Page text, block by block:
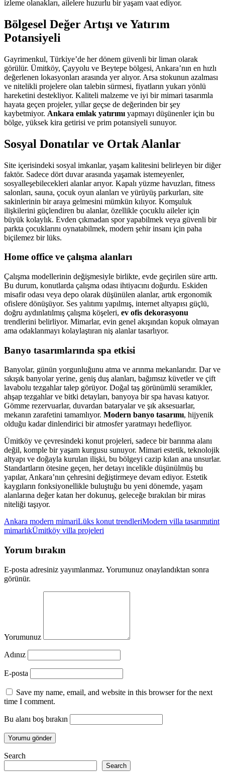
izleme olanakları, ailelere huzurlu bir yaşam vaat ediyor.
Bölgesel Değer Artışı ve Yatırım
Potansiyeli
Gayrimenkul, Türkiye’de her dönem güvenli bir liman olarak
görülür. Ümitköy, Çayyolu ve Beytepe bölgesi, Ankara’nın en hızlı
değerlenen lokasyonları arasında yer alıyor. Arsa stokunun azalması
ve nitelikli projelere olan talebin sürmesi, fiyatların yukarı yönlü
hareketini destekliyor. Kaliteli malzeme ve iyi bir mimari tasarımla
hayata geçen projeler, yıllar geçse de değerinden bir şey
kaybetmiyor. Ankara emlak yatırımı yapmayı düşünenler için bu
bölge, yüksek kira getirisi ve prim potansiyeli sunuyor.
Sosyal Donatılar ve Ortak Alanlar
Site içerisindeki sosyal imkanlar, yaşam kalitesini belirleyen bir diğer
faktör. Sadece dört duvar arasında yaşamak istemeyenler,
sosyalleşebilecekleri alanlar arıyor. Kapalı yüzme havuzları, fitness
salonları, sauna, çocuk oyun alanları ve yürüyüş parkurları, site
sakinlerinin bir araya gelmesini mümkün kılıyor. Komşuluk
ilişkilerini güçlendiren bu alanlar, özellikle çocuklu aileler için
büyük kolaylık. Evden çıkmadan spor yapabilmek veya güvenli bir
parkta çocuklarını oynatabilmek, modern şehir insanı için paha
biçilemez bir lüks.
Home office ve çalışma alanları
Çalışma modellerinin değişmesiyle birlikte, evde geçirilen süre arttı.
Bu durum, konutlarda çalışma odası ihtiyacını doğurdu. Eskiden
misafir odası veya depo olarak düşünülen alanlar, artık ergonomik
ofislere dönüşüyor. Ses yalıtımı yapılmış, internet altyapısı güçlü,
doğru aydınlatılmış çalışma köşeleri, ev ofis dekorasyonu
trendlerini belirliyor. Mimarlar, evin genel akışından kopuk olmayan
ama odaklanmayı kolaylaştıran niş alanlar tasarlıyor.
Banyo tasarımlarında spa etkisi
Banyolar, günün yorgunluğunu atma ve arınma mekanlarıdır. Dar ve
sıkışık banyolar yerine, geniş duş alanları, bağımsız küvetler ve çift
lavabolu tezgahlar talep görüyor. Doğal taş görünümlü seramikler,
ahşap tezgahlar ve bitki detayları, banyoya bir spa havası katıyor.
Gömme rezervuarlar, duvardan bataryalar ve şık aksesuarlar,
mekanın zarafetini tamamlıyor. Modern banyo tasarımı, hijyenik
olduğu kadar dinlendirici bir atmosfer yaratmayı hedefliyor.
Ümitköy ve çevresindeki konut projeleri, sadece bir barınma alanı
değil, komple bir yaşam kurgusu sunuyor. Mimari estetik, teknolojik
altyapı ve doğayla kurulan ilişki, bu bölgeyi cazip kılan ana unsurlar.
Standartların ötesine geçen, her detayı incelikle düşünülmüş bu
yapılar, Ankara’nın çehresini değiştirmeye devam ediyor. Estetik
kaygıların fonksiyonellikle buluştuğu bu yeni dönemde, yaşam
alanlarına değer katan her dokunuş, geleceğe bırakılan bir miras
niteliği taşıyor.
Ankara modern mimariLüks konut trendleriModern villa tasarımıtint
mimarlıkÜmitköy villa projeleri
Yorum bırakın
E-posta adresiniz yayımlanmaz. Yorumunuz onaylandıktan sonra
görünür.
Yorumunuz
Adınız
E-posta
Save my name, email, and website in this browser for the next
time I comment.
Bu alanı boş bırakın
Search
Search